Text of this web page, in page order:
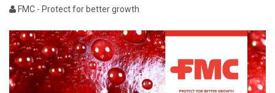
FMC - Protect for better growth